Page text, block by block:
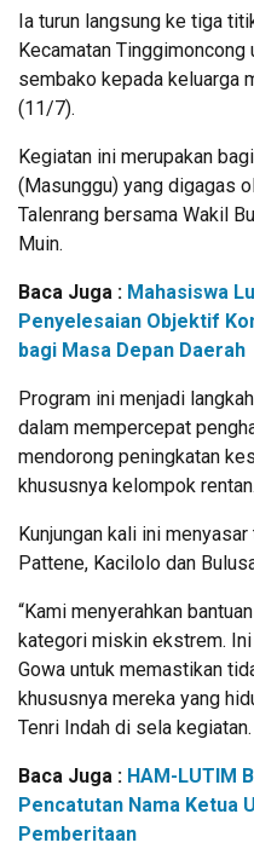
Ia turun langsung ke tiga
Kecamatan Tinggimoncong
sembako kepada keluarga
(11/7).
Kegiatan ini merupakan
(Masunggu) yang digagas
Talenrang bersama Wakil
Muin.
Baca Juga : Mahasiswa
Penyelesaian Objektif
bagi Masa Depan Daerah
Program ini menjadi
dalam mempercepat
mendorong peningkatan
khususnya kelompok rentan.
Kunjungan kali ini
Pattene, Kacilolo dan
“Kami menyerahkan
kategori miskin ekstrem.
Gowa untuk memastikan
khususnya mereka yang
Tenri Indah di sela kegiatan.
Baca Juga : HAM-LUTIM
Pencatutan Nama Ketua
Pemberitaan